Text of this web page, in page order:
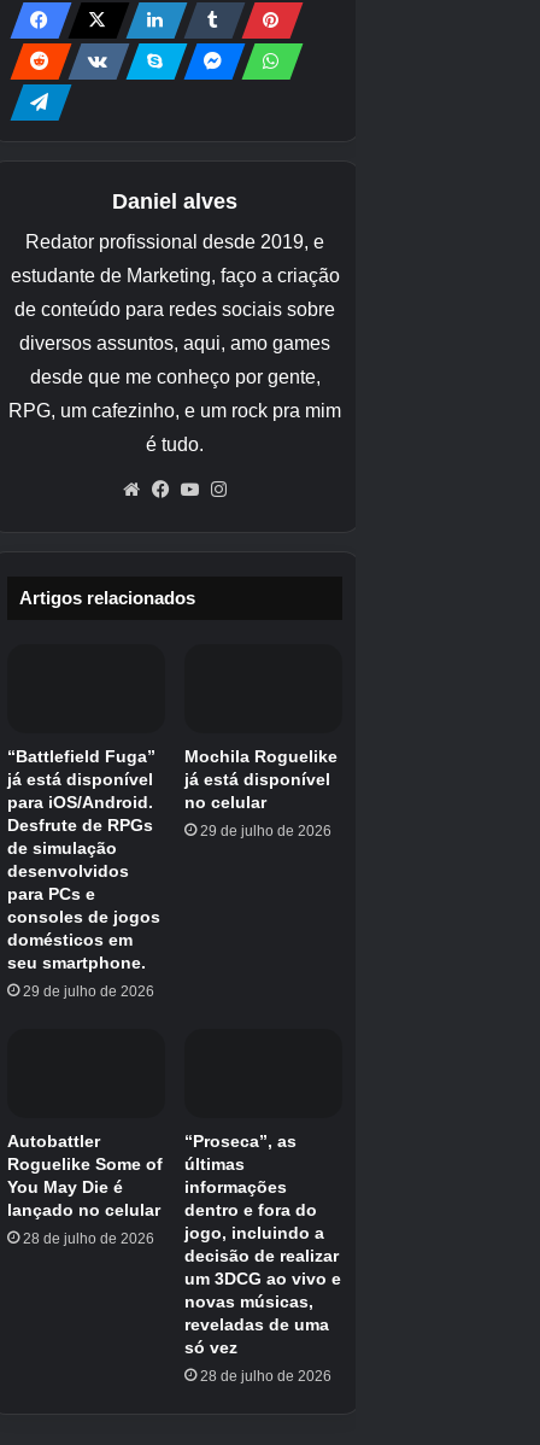
Research: Pony Tales e também há a nova
missão Precious Paths Special Research. Há
muito o que fazer em Pokémon Go fora do
evento atual! Primeiro, vale a pena aprender
você pode querer lutar na Go Battle League,
Showcase ou explorar uma rota para troca de
presentes. Fique de olho nos Pokémon raros e
não se esqueça de coletar Max Particles para
poder lutar contra Pokémon Dynamax em Max
Battles.
Hatenna com estatísticas 100%
perfeitas em Pokémon Go
100% perfeitas no Pokémon Go, você está
Se você está procurando na natureza e tem
pelo menos nível 30 (ou superior), o ideal é
procurar os seguintes CPs para uma Hatenna
15/15/15 perfeita:
Nível 30 (CP selvagem máximo) – 738 CP
Nível 35 (máximo de CP selvagem aumentado pelo clima)
– 800 CP
valores por uma questão de simplicidade.
Esses valores, no entanto, serão diferentes se
você estiver abaixo do nível 30.